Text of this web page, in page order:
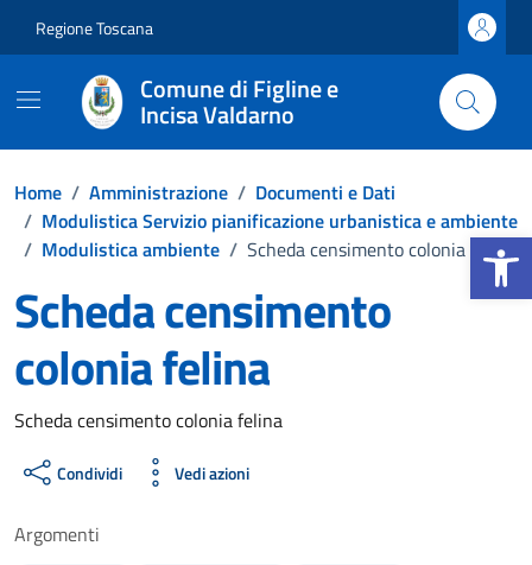
Apri la
Regione Toscana
Comune di Figline e
Incisa Valdarno
Home / Amministrazione / Documenti e Dati
/ Modulistica Servizio pianificazione urbanistica e ambiente
/ Modulistica ambiente / Scheda censimento colonia felina
Scheda censimento
colonia felina
Dettagli del documento
Scheda censimento colonia felina
Condividi Vedi azioni
Argomenti